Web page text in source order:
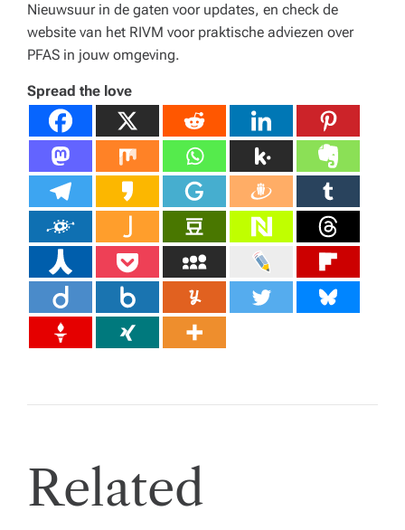
Nieuwsuur in de gaten voor updates, en check de
website van het RIVM voor praktische adviezen over
PFAS in jouw omgeving.
Spread the love
Related